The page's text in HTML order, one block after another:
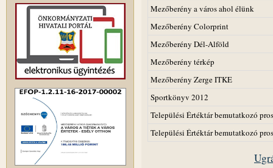
Mezőberény a város ahol élünk
Mezőberény Colorprint
Mezőberény Dél-Alföld
Mezőberény térkép
Mezőberény Zerge ITKE
Sportkönyv 2012
Települési Értéktár bemutatkozó
Települési Értéktár bemutatkozó